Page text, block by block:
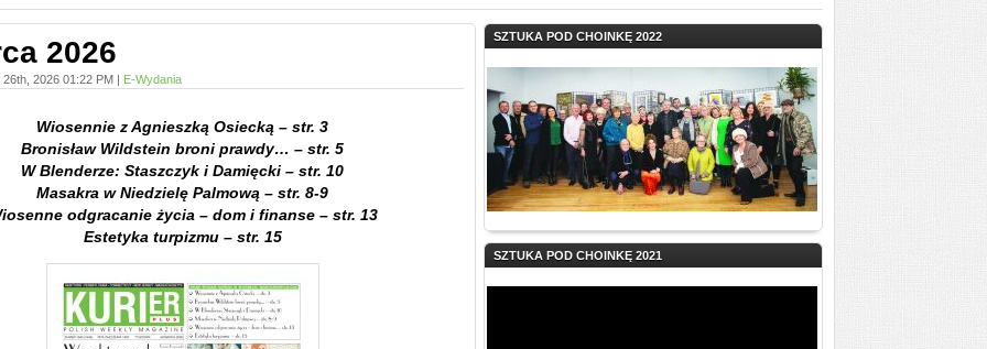
2026
2026 01:22 PM | E-Wydania
Wiosennie z Agnieszką Osiecką – str. 3
Bronisław Wildstein broni prawdy… – str. 5
W Blenderze: Staszczyk i Damięcki – str. 10
Masakra w Niedzielę Palmową – str. 8-9
odgracanie życia – dom i finanse – str. 13
Estetyka turpizmu – str. 15
SZTUKA POD CHOINKĘ 2022
SZTUKA POD CHOINKĘ 2021